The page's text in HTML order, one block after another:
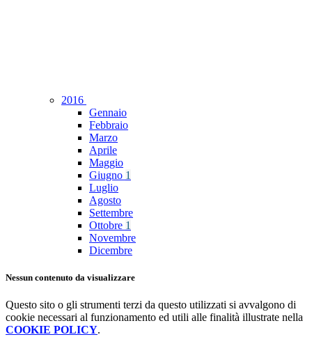
2016
Gennaio
Febbraio
Marzo
Aprile
Maggio
Giugno 1
Luglio
Agosto
Settembre
Ottobre 1
Novembre
Dicembre
Nessun contenuto da visualizzare
Questo sito o gli strumenti terzi da questo utilizzati si avvalgono di
cookie necessari al funzionamento ed utili alle finalità illustrate nella
COOKIE POLICY.